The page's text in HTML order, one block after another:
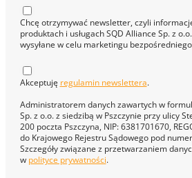
Chcę otrzymywać newsletter, czyli
produktach i usługach SQD Alliance Sp. z
wysyłane w celu marketingu bezpośredniego
Akceptuję regulamin newslettera.
Administratorem danych zawartych w
Sp. z o.o. z siedzibą w Pszczynie przy ulicy
200 poczta Pszczyna, NIP: 6381701670,
do Krajowego Rejestru Sądowego pod
Szczegóły związane z przetwarzaniem
w polityce prywatności.